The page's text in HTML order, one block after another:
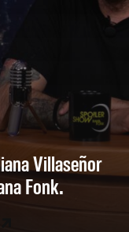
Villaseñor
Fonk.